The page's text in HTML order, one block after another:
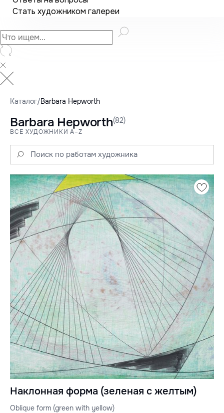
Стать художником галереи
Каталог/Barbara Hepworth
Barbara Hepworth(82)
ВСЕ ХУДОЖНИКИ A–Z
Наклонная форма (зеленая с желтым)
Oblique form (green with yellow)